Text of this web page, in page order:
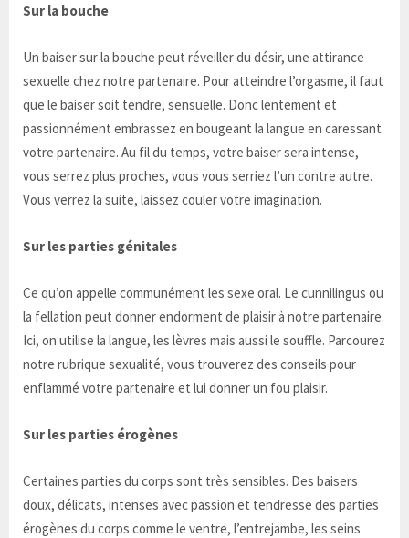
Sur la bouche
Un baiser sur la bouche peut réveiller du désir, une attirance
sexuelle chez notre partenaire. Pour atteindre l’orgasme, il faut
que le baiser soit tendre, sensuelle. Donc lentement et
passionnément embrassez en bougeant la langue en caressant
votre partenaire. Au fil du temps, votre baiser sera intense,
vous serrez plus proches, vous vous serriez l’un contre autre.
Vous verrez la suite, laissez couler votre imagination.
Sur les parties génitales
Ce qu’on appelle communément les sexe oral. Le cunnilingus ou
la fellation peut donner endorment de plaisir à notre partenaire.
Ici, on utilise la langue, les lèvres mais aussi le souffle. Parcourez
notre rubrique sexualité, vous trouverez des conseils pour
enflammé votre partenaire et lui donner un fou plaisir.
Sur les parties érogènes
Certaines parties du corps sont très sensibles. Des baisers
doux, délicats, intenses avec passion et tendresse des parties
érogènes du corps comme le ventre, l’entrejambe, les seins